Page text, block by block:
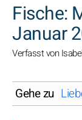
Fische:
Januar
Verfasst von
Gehe zu